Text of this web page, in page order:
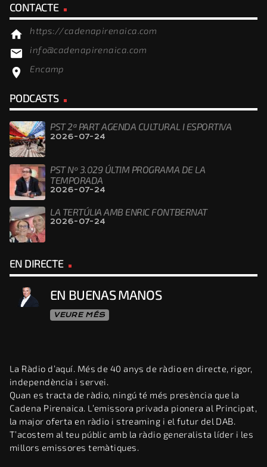
CONTACTE
home https://cadenapirenaica.com
email info@cadenapirenaica.com
location_on Encamp
PODCASTS
PST 2ª PART AGENDA CULTURAL I ESPORTIVA
2026-07-24
PST Nº 3.029 ÚLTIM PROGRAMA DE LA
TEMPORADA
2026-07-24
LA TERTÚLIA AMB ENRIC FONTBERNAT
2026-07-24
EN DIRECTE
EN BUENAS MANOS
VEURE MÉS
La Ràdio d’aquí. Més de 40 anys de ràdio en directe, rigor,
independència i servei.
Quan es tracta de ràdio, ningú té més presència que la
Cadena Pirenaica. L’emissora privada pionera al Principat,
la major oferta en ràdio i streaming i el futur del DAB.
T’acostem al teu públic amb la ràdio generalista líder i les
millors emissores temàtiques.